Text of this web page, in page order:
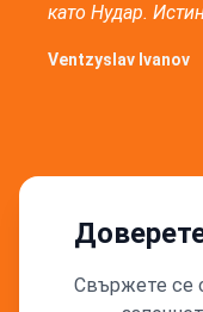
като Нудар.
Ventzyslav Ivanov
Свържете се